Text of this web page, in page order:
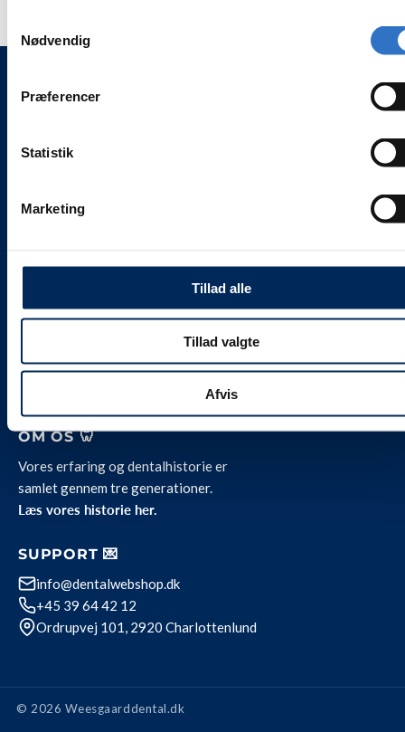
Nødvendig
Præferencer
Statistik
Marketing
Tillad alle
Tillad valgte
Afvis
🐾 weesgaarddental.com
🌍 weesdent.com
inklusive 25 % moms.
Levering og servicevilkår
Team Weesgaard
OM OS 🦷
Vores erfaring og dentalhistorie er
samlet gennem tre generationer.
Læs vores historie her.
SUPPORT 💌
info@dentalwebshop.dk
+45 39 64 42 12
Ordrupvej 101, 2920 Charlottenlund
© 2026 Weesgaarddental.dk